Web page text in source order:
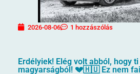
2026-08-06 1 hozzászólás
Erdélyiek! Elég volt abból, hogy
magyarságból! 💔🇭🇺 Ez nem